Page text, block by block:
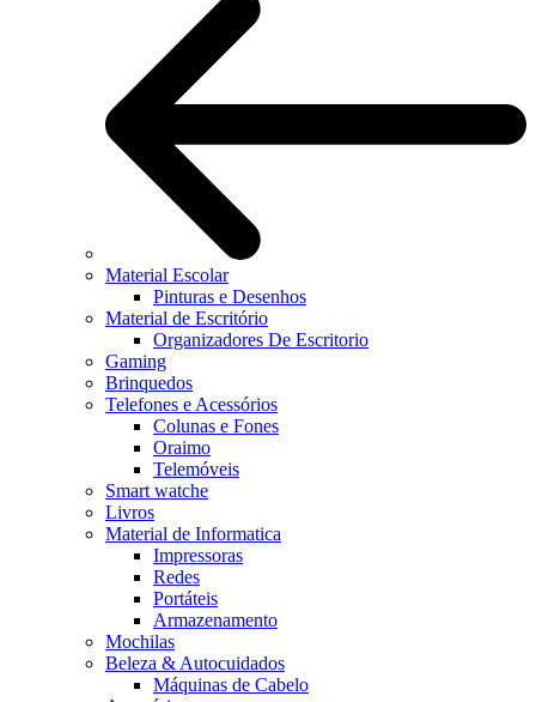
Material Escolar
Pinturas e Desenhos
Material de Escritório
Organizadores De Escritorio
Gaming
Brinquedos
Telefones e Acessórios
Colunas e Fones
Oraimo
Telemóveis
Smart watche
Livros
Material de Informatica
Impressoras
Redes
Portáteis
Armazenamento
Mochilas
Beleza & Autocuidados
Máquinas de Cabelo